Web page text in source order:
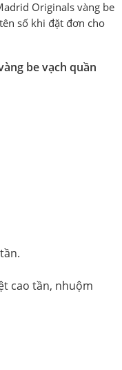
Originals vàng be
số khi đặt đơn cho
be vạch quần
cao tần, nhuộm